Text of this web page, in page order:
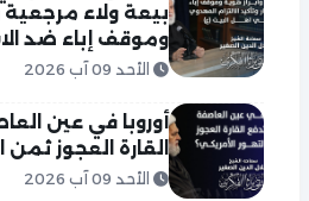
بيعة ولاء مرجعية
وموقف إباء ضد
الأحد 09 آب 2026
أوروبا في عين
القارة العجوز ثمن
الأحد 09 آب 2026